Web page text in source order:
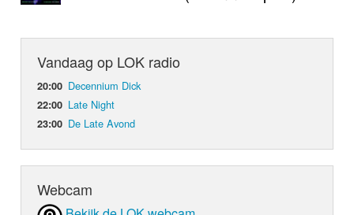
Vandaag op LOK radio
20:00 Decennium Dick
22:00 Late Night
23:00 De Late Avond
Webcam